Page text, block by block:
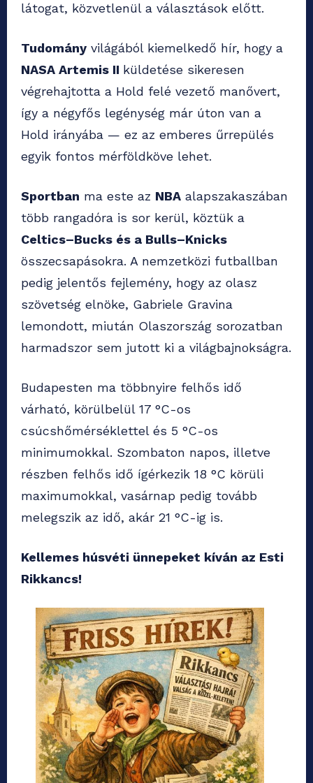
látogat, közvetlenül a választások előtt.
Tudomány világából kiemelkedő hír, hogy a
NASA Artemis II küldetése sikeresen
végrehajtotta a Hold felé vezető manővert,
így a négyfős legénység már úton van a
Hold irányába — ez az emberes űrrepülés
egyik fontos mérföldköve lehet.
Sportban ma este az NBA alapszakaszában
több rangadóra is sor kerül, köztük a
Celtics–Bucks és a Bulls–Knicks
összecsapásokra. A nemzetközi futballban
pedig jelentős fejlemény, hogy az olasz
szövetség elnöke, Gabriele Gravina
lemondott, miután Olaszország sorozatban
harmadszor sem jutott ki a világbajnokságra.
Budapesten ma többnyire felhős idő
várható, körülbelül 17 °C-os
csúcshőmérséklettel és 5 °C-os
minimumokkal. Szombaton napos, illetve
részben felhős idő ígérkezik 18 °C körüli
maximumokkal, vasárnap pedig tovább
melegszik az idő, akár 21 °C-ig is.
Kellemes húsvéti ünnepeket kíván az Esti
Rikkancs!